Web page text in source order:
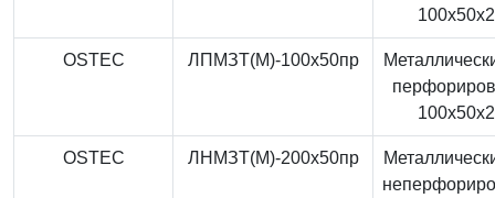
OSTEC ЛПМЗТ(М)-100x50пр
OSTEC ЛНМЗТ(М)-200x50пр